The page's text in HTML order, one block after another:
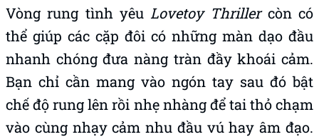
Vòng rung tình yêu Lovetoy Thrillercòn có
thể giúp các cặp đôi có những màn dạo đầu
nhanh chóng đưa nàng tràn đầy khoái cảm.
Bạn chỉ cần mang vào ngón tay sau đó bật
chế độ rung lên rồi nhẹ nhàng để tai thỏ chạm
vào cùng nhạy cảm nhu đầu vú hay âm đạo.